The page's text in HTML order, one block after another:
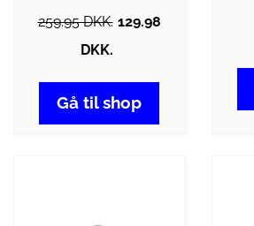
259.95 DKK. 129.98
DKK.
Gå til shop